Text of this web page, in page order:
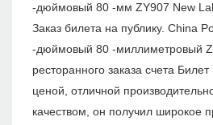
-дюймовый 80 -мм ZY907 New
Заказ билета на публику. China
-дюймовый 80 -миллиметровый
ресторанного заказа счета
ценой, отличной
качеством, он получил широкое